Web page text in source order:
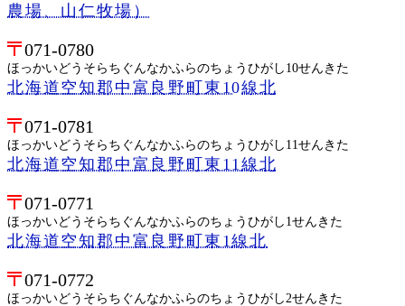
農場、山仁牧場）
071-0780
ほっかいどうそらちぐんなかふらのちょうひがし10せんきた
北海道空知郡中富良野町東10線北
071-0781
ほっかいどうそらちぐんなかふらのちょうひがし11せんきた
北海道空知郡中富良野町東11線北
071-0771
ほっかいどうそらちぐんなかふらのちょうひがし1せんきた
北海道空知郡中富良野町東1線北
071-0772
ほっかいどうそらちぐんなかふらのちょうひがし2せんきた